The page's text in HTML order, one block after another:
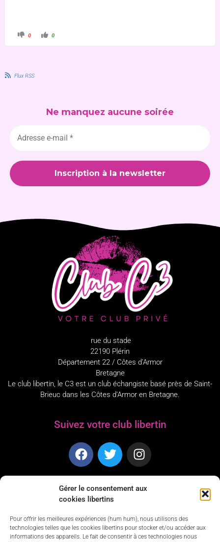
Gérer le consentement aux
cookies libertins
Pour offrir les meilleures expériences (hum hum), nous utilisons des
technologies telles que les cookies libertins pour stocker et/ou accéder aux
informations des appareils. Le fait de consentir à ces technologies nous
0 0
Flux RSS
Ne manquez aucune soirée
rue du stade
22190 Plérin
Département 22 / Côtes d’Armor
Bretagne
Le club libertin, le C3 est un club échangiste basé près de Saint-
Brieuc dans les Côtes d’Armor en Bretagne.
Suivez votre club libertin
Dress Code
Dress Code pour les soirées du vendredi et samedi :
Mesdames, osez les tenues les plus sexy le pantalon n’est
pas accepté.